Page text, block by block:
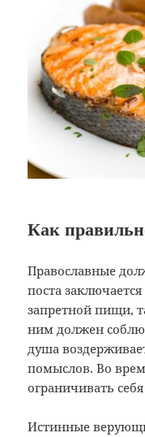
Как
Православные
поста
запретной пищи,
ним должен
душа
помыслов. Во
ограничивать
Истинные